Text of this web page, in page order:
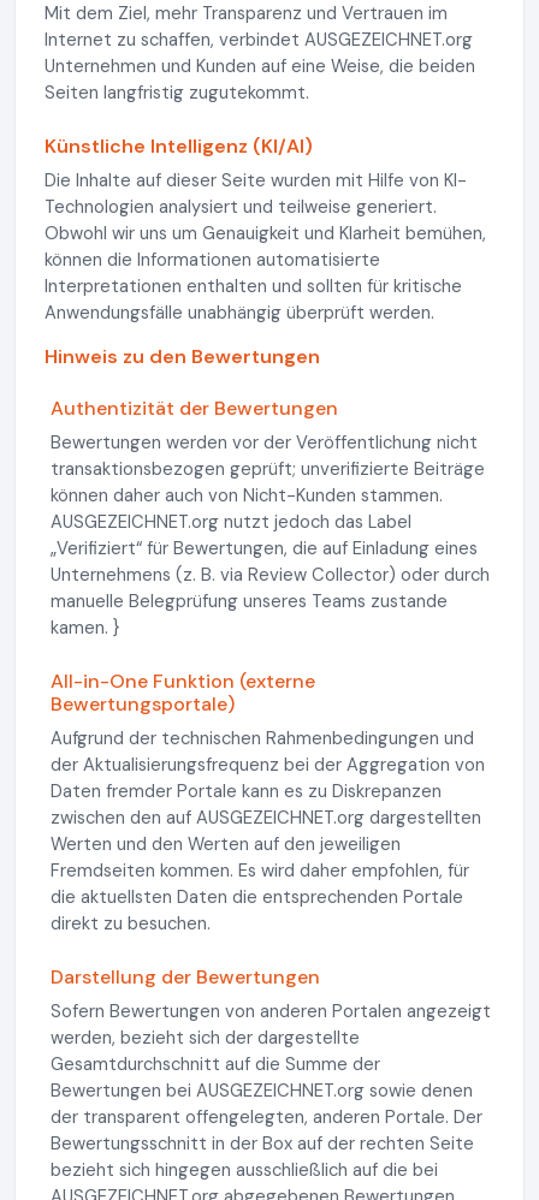
Mit dem Ziel, mehr Transparenz und Vertrauen im
Internet zu schaffen, verbindet AUSGEZEICHNET.org
Unternehmen und Kunden auf eine Weise, die beiden
Seiten langfristig zugutekommt.
Künstliche Intelligenz (KI/AI)
Die Inhalte auf dieser Seite wurden mit Hilfe von KI-
Technologien analysiert und teilweise generiert.
Obwohl wir uns um Genauigkeit und Klarheit bemühen,
können die Informationen automatisierte
Interpretationen enthalten und sollten für kritische
Anwendungsfälle unabhängig überprüft werden.
Hinweis zu den Bewertungen
Authentizität der Bewertungen
Bewertungen werden vor der Veröffentlichung nicht
transaktionsbezogen geprüft; unverifizierte Beiträge
können daher auch von Nicht-Kunden stammen.
AUSGEZEICHNET.org nutzt jedoch das Label
„Verifiziert“ für Bewertungen, die auf Einladung eines
Unternehmens (z. B. via Review Collector) oder durch
manuelle Belegprüfung unseres Teams zustande
kamen. }
All-in-One Funktion (externe
Bewertungsportale)
Aufgrund der technischen Rahmenbedingungen und
der Aktualisierungsfrequenz bei der Aggregation von
Daten fremder Portale kann es zu Diskrepanzen
zwischen den auf AUSGEZEICHNET.org dargestellten
Werten und den Werten auf den jeweiligen
Fremdseiten kommen. Es wird daher empfohlen, für
die aktuellsten Daten die entsprechenden Portale
direkt zu besuchen.
Darstellung der Bewertungen
Sofern Bewertungen von anderen Portalen angezeigt
werden, bezieht sich der dargestellte
Gesamtdurchschnitt auf die Summe der
Bewertungen bei AUSGEZEICHNET.org sowie denen
der transparent offengelegten, anderen Portale. Der
Bewertungsschnitt in der Box auf der rechten Seite
bezieht sich hingegen ausschließlich auf die bei